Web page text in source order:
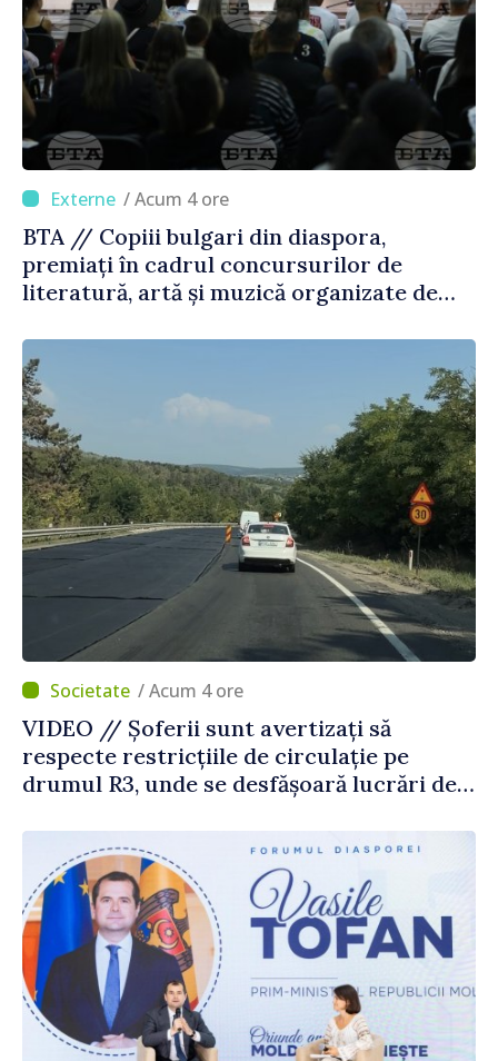
/ Acum 4 ore
BTA // Copiii bulgari din diaspora,
premiați în cadrul concursurilor de
literatură, artă și muzică organizate de
Străinătate
/ Acum 4 ore
VIDEO // Șoferii sunt avertizați să
respecte restricțiile de circulație pe
drumul R3, unde se desfășoară lucrări de